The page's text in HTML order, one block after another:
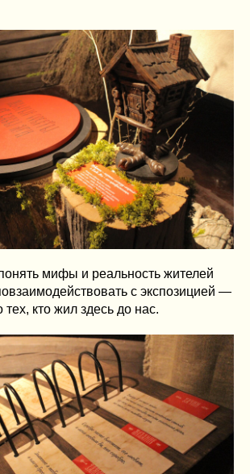
мифы и реальность жителей
с экспозицией —
кто жил здесь до нас.